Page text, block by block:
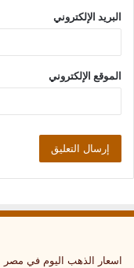
البريد الإلكتروني
الموقع الإلكتروني
اسعار الذهب اليوم في مصر